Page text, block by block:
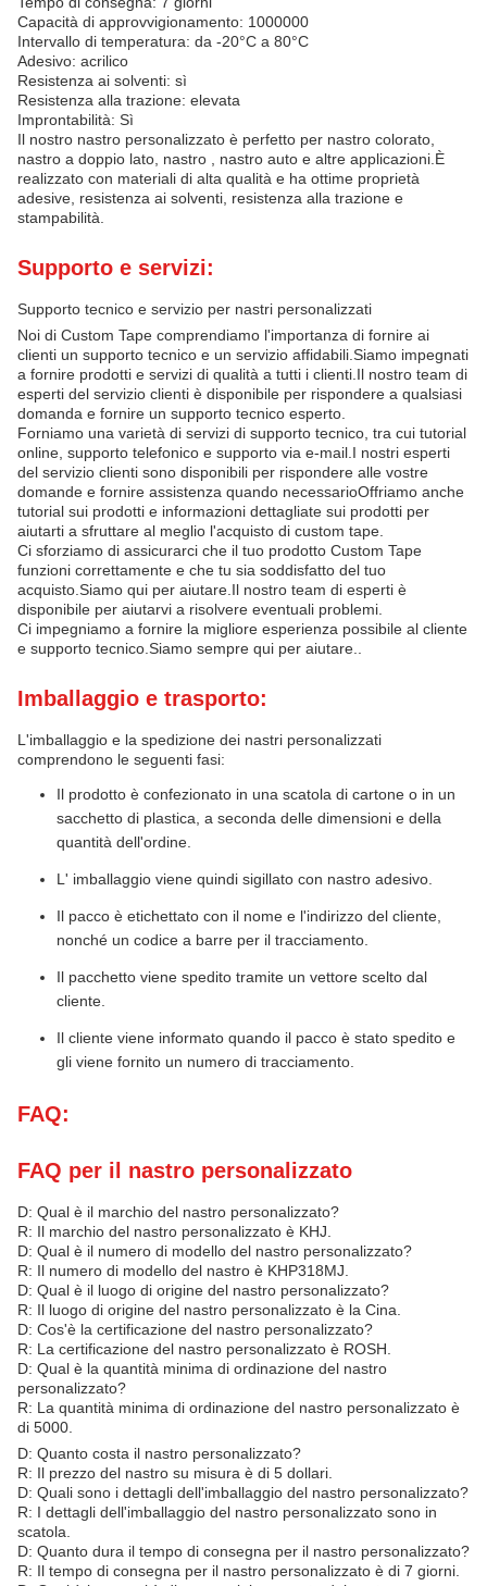
Capacità di approvvigionamento: 1000000
Intervallo di temperatura: da -20°C a 80°C
Adesivo: acrilico
Resistenza ai solventi: sì
Resistenza alla trazione: elevata
Improntabilità: Sì
Il nostro nastro personalizzato è perfetto per nastro colorato,
nastro a doppio lato, nastro , nastro auto e altre applicazioni.È
realizzato con materiali di alta qualità e ha ottime proprietà
adesive, resistenza ai solventi, resistenza alla trazione e
stampabilità.
Supporto e servizi:
Supporto tecnico e servizio per nastri personalizzati
Noi di Custom Tape comprendiamo l'importanza di fornire ai
clienti un supporto tecnico e un servizio affidabili.Siamo impegnati
a fornire prodotti e servizi di qualità a tutti i clienti.Il nostro team di
esperti del servizio clienti è disponibile per rispondere a qualsiasi
domanda e fornire un supporto tecnico esperto.
Forniamo una varietà di servizi di supporto tecnico, tra cui tutorial
online, supporto telefonico e supporto via e-mail.I nostri esperti
del servizio clienti sono disponibili per rispondere alle vostre
domande e fornire assistenza quando necessarioOffriamo anche
tutorial sui prodotti e informazioni dettagliate sui prodotti per
aiutarti a sfruttare al meglio l'acquisto di custom tape.
Ci sforziamo di assicurarci che il tuo prodotto Custom Tape
funzioni correttamente e che tu sia soddisfatto del tuo
acquisto.Siamo qui per aiutare.Il nostro team di esperti è
disponibile per aiutarvi a risolvere eventuali problemi.
Ci impegniamo a fornire la migliore esperienza possibile al cliente
e supporto tecnico.Siamo sempre qui per aiutare..
Imballaggio e trasporto:
L'imballaggio e la spedizione dei nastri personalizzati
comprendono le seguenti fasi:
Il prodotto è confezionato in una scatola di cartone o in un
sacchetto di plastica, a seconda delle dimensioni e della
quantità dell'ordine.
L' imballaggio viene quindi sigillato con nastro adesivo.
Il pacco è etichettato con il nome e l'indirizzo del cliente,
nonché un codice a barre per il tracciamento.
Il pacchetto viene spedito tramite un vettore scelto dal
cliente.
Il cliente viene informato quando il pacco è stato spedito e
gli viene fornito un numero di tracciamento.
FAQ:
FAQ per il nastro personalizzato
D: Qual è il marchio del nastro personalizzato?
R: Il marchio del nastro personalizzato è KHJ.
D: Qual è il numero di modello del nastro personalizzato?
R: Il numero di modello del nastro è KHP318MJ.
D: Qual è il luogo di origine del nastro personalizzato?
R: Il luogo di origine del nastro personalizzato è la Cina.
D: Cos'è la certificazione del nastro personalizzato?
R: La certificazione del nastro personalizzato è ROSH.
D: Qual è la quantità minima di ordinazione del nastro
personalizzato?
R: La quantità minima di ordinazione del nastro personalizzato è
di 5000.
D: Quanto costa il nastro personalizzato?
R: Il prezzo del nastro su misura è di 5 dollari.
D: Quali sono i dettagli dell'imballaggio del nastro personalizzato?
R: I dettagli dell'imballaggio del nastro personalizzato sono in
scatola.
D: Quanto dura il tempo di consegna per il nastro personalizzato?
R: Il tempo di consegna per il nastro personalizzato è di 7 giorni.